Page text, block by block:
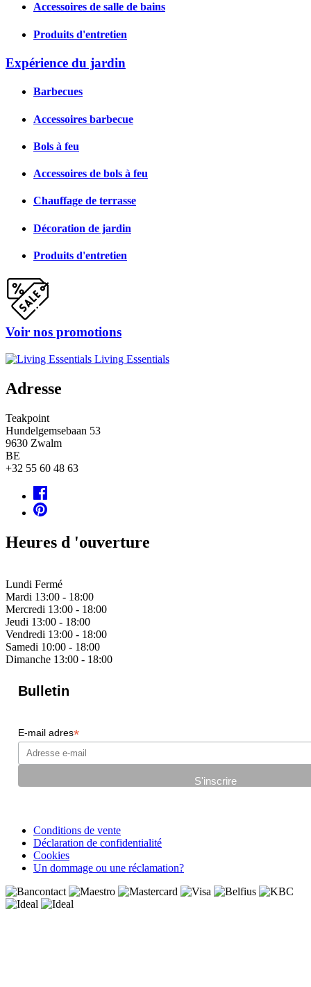
Accessoires de salle de bains
Produits d'entretien
Expérience du jardin
Barbecues
Accessoires barbecue
Bols à feu
Accessoires de bols à feu
Chauffage de terrasse
Décoration de jardin
Produits d'entretien
Voir nos promotions
Living Essentials
Adresse
Teakpoint
Hundelgemsebaan 53
9630 Zwalm
BE
+32 55 60 48 63
Heures d 'ouverture
Lundi Fermé
Mardi 13:00 - 18:00
Mercredi 13:00 - 18:00
Jeudi 13:00 - 18:00
Vendredi 13:00 - 18:00
Samedi 10:00 - 18:00
Dimanche 13:00 - 18:00
Bulletin
E-mail adres*
Conditions de vente
Déclaration de confidentialité
Cookies
Un dommage ou une réclamation?